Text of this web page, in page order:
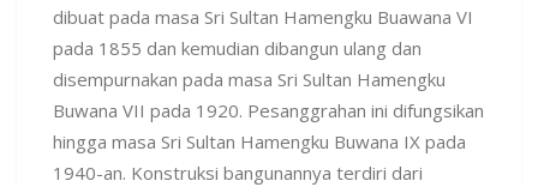
dibuat pada masa Sri Sultan Hamengku Buawana VI
pada 1855 dan kemudian dibangun ulang dan
disempurnakan pada masa Sri Sultan Hamengku
Buwana VII pada 1920. Pesanggrahan ini difungsikan
hingga masa Sri Sultan Hamengku Buwana IX pada
1940-an. Konstruksi bangunannya terdiri dari